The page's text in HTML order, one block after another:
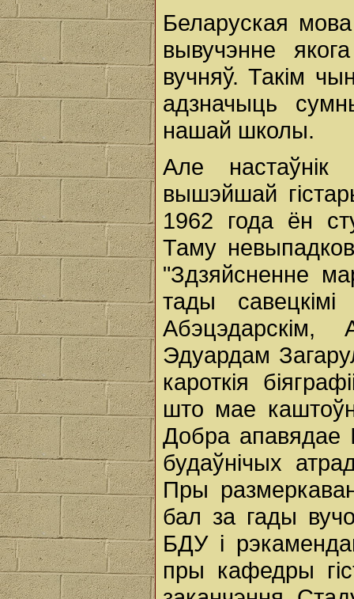
Беларуская
вывучэнне
вучняў. Такім
адзначыць
нашай школы.
Але
вышэйшай
1962 года ён
Таму
"Здзяйсненне
тады савецкімі
Абэцэдарскім,
Эдуардам
кароткія
што мае
Добра апавядае
будаўнічых
Пры
бал за гады
БДУ і
пры кафедры